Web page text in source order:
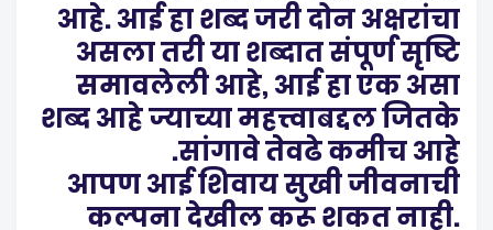
आहे. आई हा शब्द जरी दोन अक्षरांचा
असला तरी या शब्दात संपूर्ण सृष्टि
समावलेली आहे, आई हा एक असा
शब्द आहे ज्याच्या महत्त्वाबद्दल जितके
सांगावे तेवढे कमीच आहे.
आपण आई शिवाय सुखी जीवनाची
कल्पना देखील करू शकत नाही.